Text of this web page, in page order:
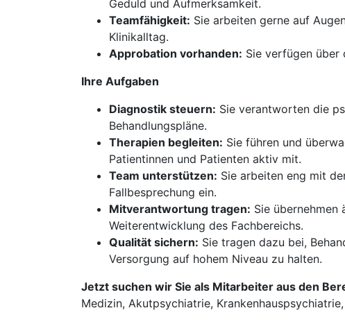
Geduld und Aufmerksamkeit.
Teamfähigkeit: Sie arbeiten gerne auf
Klinikalltag.
Approbation vorhanden: Sie verfügen über
Ihre Aufgaben
Diagnostik steuern: Sie verantworten die
Behandlungspläne.
Therapien begleiten: Sie führen und
Patientinnen und Patienten aktiv mit.
Team unterstützen: Sie arbeiten eng mit
Fallbesprechung ein.
Mitverantwortung tragen: Sie
Weiterentwicklung des Fachbereichs.
Qualität sichern: Sie tragen dazu bei,
Versorgung auf hohem Niveau zu halten.
Jetzt suchen wir Sie als Mitarbeiter aus den
Medizin, Akutpsychiatrie,